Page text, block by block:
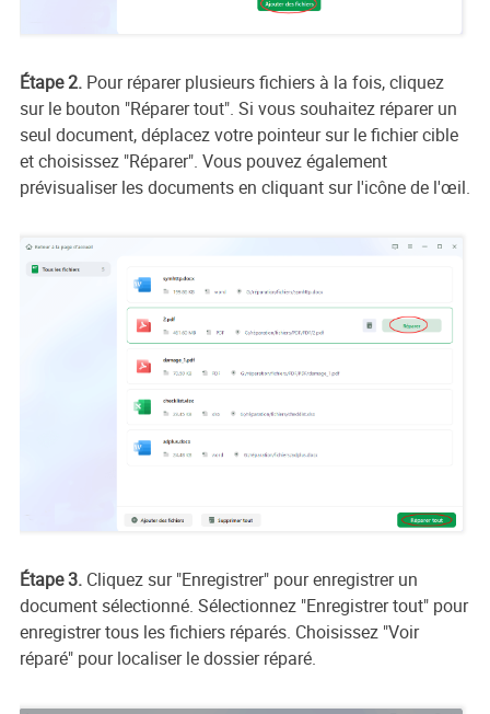
Étape 2. Pour réparer plusieurs fichiers à la fois, cliquez
sur le bouton "Réparer tout". Si vous souhaitez réparer un
seul document, déplacez votre pointeur sur le fichier cible
et choisissez "Réparer". Vous pouvez également
prévisualiser les documents en cliquant sur l'icône de l'œil.
Étape 3.Cliquez sur "Enregistrer" pour enregistrer un
document sélectionné. Sélectionnez "Enregistrer tout" pour
enregistrer tous les fichiers réparés. Choisissez "Voir
réparé" pour localiser le dossier réparé.